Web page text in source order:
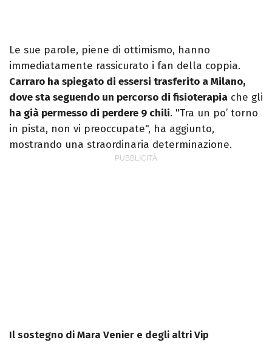
Le sue parole, piene di ottimismo, hanno
immediatamente rassicurato i fan della coppia.
Carraro ha spiegato di essersi trasferito a Milano,
dove sta seguendo un percorso di fisioterapia che gli
ha già permesso di perdere 9 chili. "Tra un po’ torno
in pista, non vi preoccupate", ha aggiunto,
mostrando una straordinaria determinazione.
Il sostegno di Mara Venier e degli altri Vip